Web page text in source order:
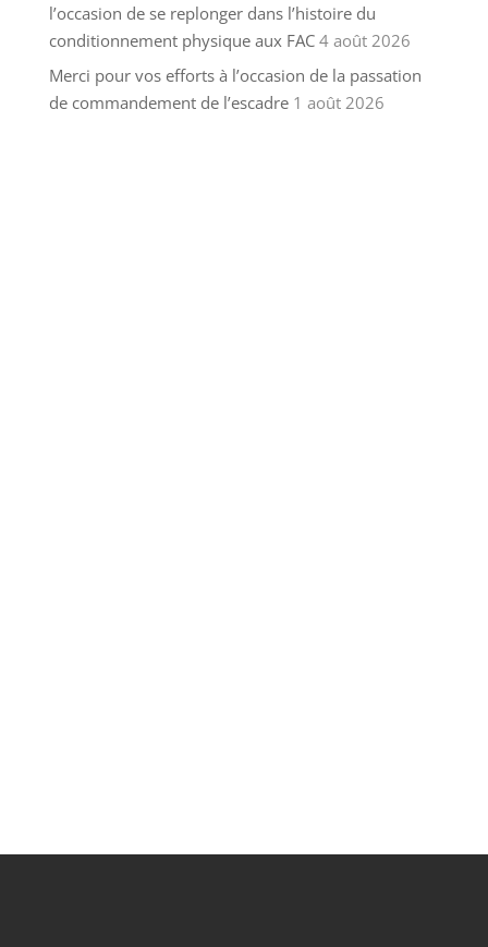
l’occasion de se replonger dans l’histoire du
conditionnement physique aux FAC 4 août 2026
Merci pour vos efforts à l’occasion de la passation
de commandement de l’escadre 1 août 2026